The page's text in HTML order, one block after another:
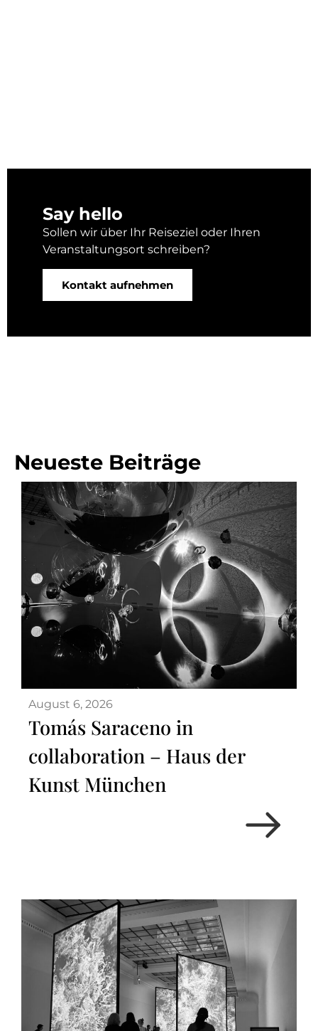
Say hello
Sollen wir über Ihr Reiseziel oder Ihren
Veranstaltungsort schreiben?
Kontakt aufnehmen
Neueste Beiträge
August 6, 2026
Tomás Saraceno in
collaboration – Haus der
Kunst München